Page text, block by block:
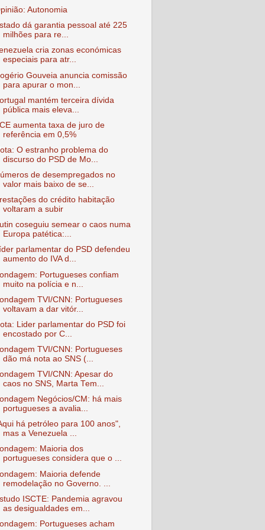
Autonomia
dá garantia pessoal até 225
milhões para re...
cria zonas económicas
especiais para atr...
Gouveia anuncia comissão
para apurar o mon...
mantém terceira dívida
pública mais eleva...
aumenta taxa de juro de
referência em 0,5%
O estranho problema do
discurso do PSD de Mo...
de desempregados no
valor mais baixo de se...
do crédito habitação
voltaram a subir
coseguiu semear o caos numa
Europa patética:...
parlamentar do PSD defendeu
aumento do IVA d...
Portugueses confiam
muito na polícia e n...
TVI/CNN: Portugueses
voltavam a dar vitór...
Lider parlamentar do PSD foi
encostado por C...
TVI/CNN: Portugueses
dão má nota ao SNS (...
TVI/CNN: Apesar do
caos no SNS, Marta Tem...
Negócios/CM: há mais
portugueses a avalia...
há petróleo para 100 anos",
mas a Venezuela ...
Maioria dos
portugueses considera que o ...
Maioria defende
remodelação no Governo. ...
ISCTE: Pandemia agravou
as desigualdades em...
Portugueses acham